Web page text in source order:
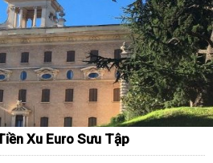
Xu Euro Sưu Tập